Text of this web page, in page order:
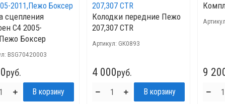
сцепления
C4 2005-
Боксер
BSG70420003
руб.
Колодки передние Пежо
207,307 CTR
Артикул: GK0893
4 000руб. 9